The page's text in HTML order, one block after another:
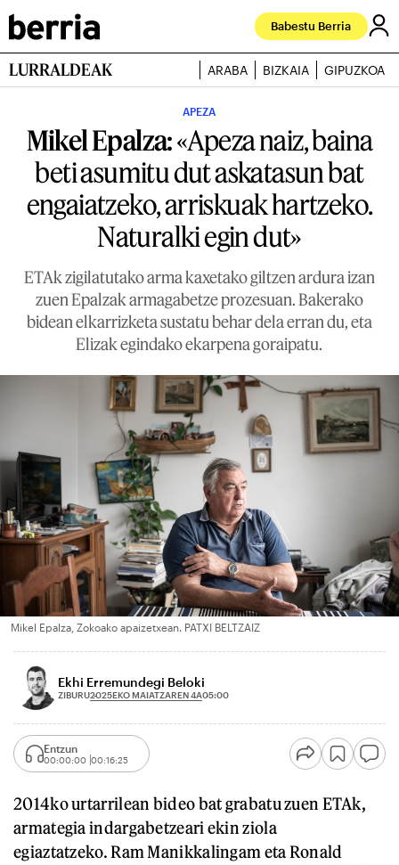
Babestu Berria
LURRALDEAK ARABA BIZKAIA GIPUZKOA
APEZA
Mikel Epalza:«Apeza naiz, baina
beti asumitu dut askatasun bat
engaiatzeko, arriskuak hartzeko.
Naturalki egin dut»
ETAk zigilatutako arma kaxetako giltzen ardura izan
zuen Epalzak armagabetze prozesuan. Bakerako
bidean elkarrizketa sustatu behar dela erran du, eta
Elizak egindako ekarpena goraipatu.
Mikel Epalza, Zokoako apaizetxean. PATXI BELTZAIZ
Ekhi Erremundegi Beloki
ZIBURU2025EKO MAIATZAREN 4A05:00
Entzun
00:00:00 00:16:25
2014ko urtarrilean bideo bat grabatu zuen ETAk,
armategia indargabetzeari ekin ziola
egiaztatzeko. Ram Manikkalingam eta Ronald